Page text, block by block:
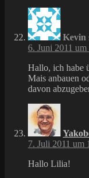
Kevin
6. Juni 2011
Hallo, ich habe
Mais anbauen
davon
7. Juli 2011 um
Hallo Lilia!